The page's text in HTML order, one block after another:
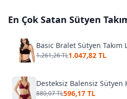
En Çok Satan Sütyen
1.261,26 TL1.047,82 TL
880,07 TL596,17 TL